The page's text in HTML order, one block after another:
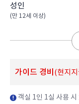
성인
(만 12세 이상)​
가이드 경비 (현지
객실 1인 1실 사용 시